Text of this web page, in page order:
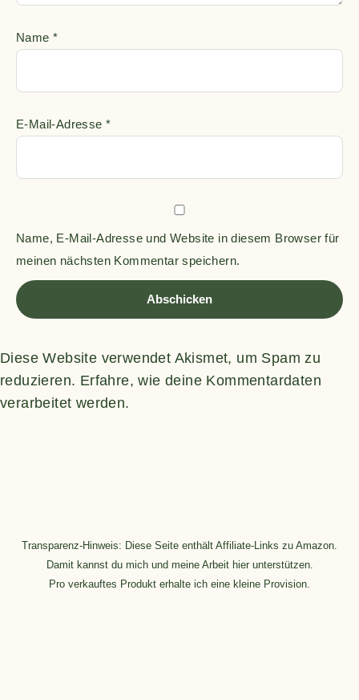
Name *
E-Mail-Adresse*
Name, E-Mail-Adresse und Website in diesem Browser für
meinen nächsten Kommentar speichern.
Diese Website verwendet Akismet, um Spam zu
reduzieren. Erfahre, wie deine Kommentardaten
verarbeitet werden.
Transparenz-Hinweis: Diese Seite enthält Affiliate-Links zu Amazon.
Damit kannst du mich und meine Arbeit hier unterstützen.
Pro verkauftes Produkt erhalte ich eine kleine Provision.